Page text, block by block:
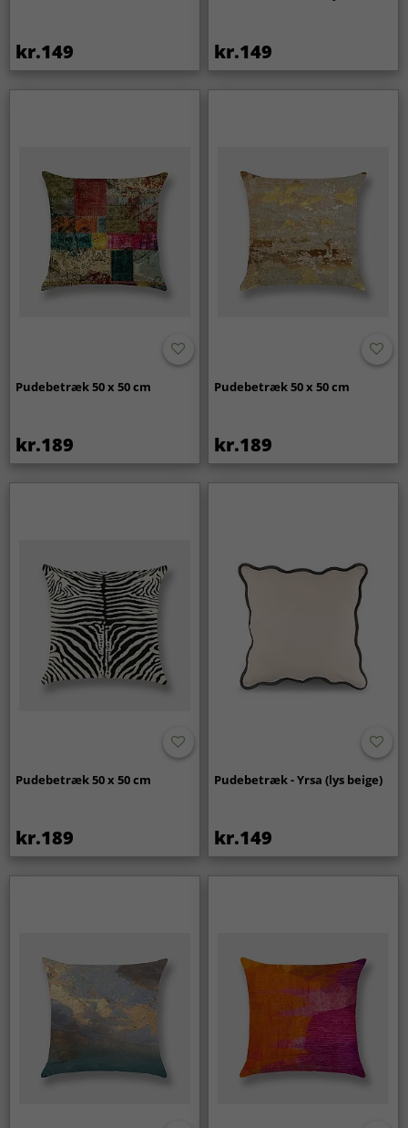
kr.149 kr.149
Pudebetræk 50 x 50 cm
kr.189
Pudebetræk 50 x 50 cm
kr.189
Pudebetræk 50 x 50 cm
kr.189
Pudebetræk - Yrsa (lys beige)
kr.149